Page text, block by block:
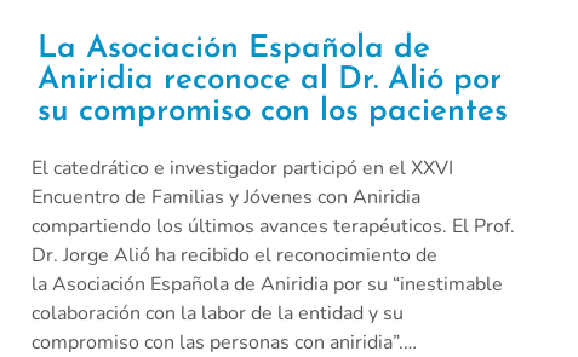
La Asociación Española de
Aniridia reconoce al Dr. Alió por
su compromiso con los pacientes
El catedrático e investigador participó en el XXVI
Encuentro de Familias y Jóvenes con Aniridia
compartiendo los últimos avances terapéuticos. El Prof.
Dr. Jorge Alió ha recibido el reconocimiento de
la Asociación Española de Aniridia por su “inestimable
colaboración con la labor de la entidad y su
compromiso con las personas con aniridia”.…